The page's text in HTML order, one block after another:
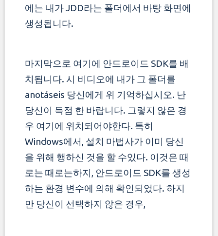
에는 내가 JDD라는 폴더에서 바탕 화면에
생성됩니다.
마지막으로 여기에 안드로이드 SDK를 배
치됩니다. 시 비디오에 내가 그 폴더를
anotáseis 당신에게 위 기억하십시오. 난
당신이 득점 한 바랍니다. 그렇지 않은 경
우 여기에 위치되어야한다. 특히
Windows에서, 설치 마법사가 이미 당신
을 위해 행하신 것을 할 수있다. 이것은 때
로는 때로는하지, 안드로이드 SDK를 생성
하는 환경 변수에 의해 확인되었다. 하지
만 당신이 선택하지 않은 경우,